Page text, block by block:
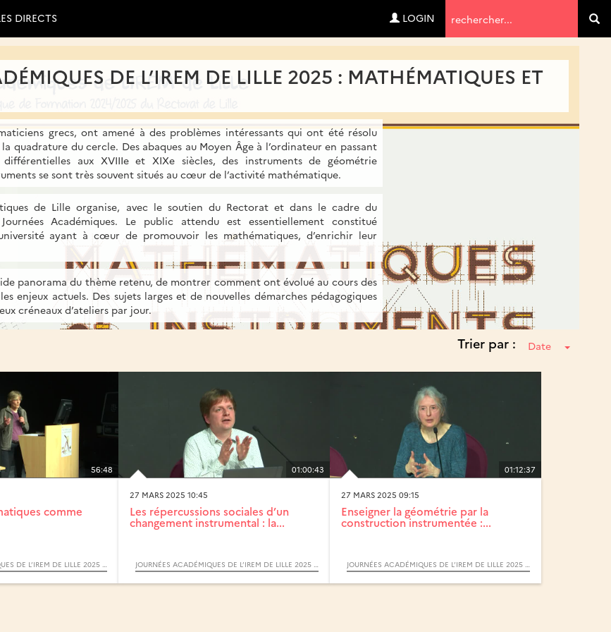
de
recherche
DIRECTS LOGIN
DE L’IREM DE LILLE 2025 : MATHÉMATIQUES ET
grecs, ont amené à des problèmes intéressants qui ont été résolu
quadrature du cercle. Des abaques au Moyen Âge à l’ordinateur en passant
aux XVIIIe et XIXe siècles, des instruments de géométrie
se sont très souvent situés au cœur de l’activité mathématique.
de Lille organise, avec le soutien du Rectorat et dans le cadre du
Académiques. Le public attendu est essentiellement constitué
ayant à cœur de promouvoir les mathématiques, d’enrichir leur
panorama du thème retenu, de montrer comment ont évolué au cours des
enjeux actuels. Des sujets larges et de nouvelles démarches pédagogiques
créneaux d’ateliers par jour.
Trier par : Date
56:48
comme
JOURNÉES ACADÉMIQUES DE L’IREM DE LILLE 2025 : MATHÉMATIQUES ET INSTRUMENTS
01:00:43
27 MARS 2025 10:45
Les répercussions sociales d’un
changement instrumental : la...
JOURNÉES ACADÉMIQUES DE L’IREM DE LILLE 2025 : MATHÉMATIQUES ET INSTRUMENTS
01:12:37
27 MARS 2025 09:15
Enseigner la géométrie par la
construction instrumentée :...
JOURNÉES ACADÉMIQUES DE L’IREM DE LILLE 2025 : MATHÉMATIQUES ET INSTRUMENTS